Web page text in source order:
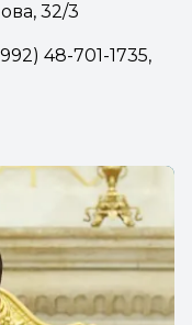
32/3
48-701-1735,